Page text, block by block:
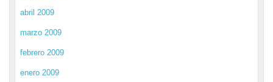
abril 2009
marzo 2009
febrero 2009
enero 2009